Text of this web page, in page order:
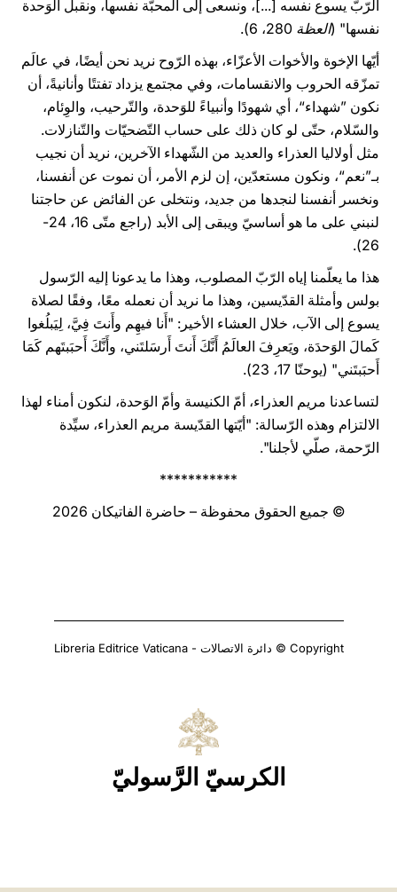
الرّبّ يسوع نفسه [...]، ونسعى إلى المحبّة نفسها، ونقبل الوَحدة
نفسها" (العظة
أيّها الإخوة والأخوات الأعزّاء، بهذه الرّوح نريد نحن أيضًا، في عالَم
تمزّقه الحروب والانقسامات، وفي مجتمع يزداد تفتتًا وأنانيةً، أن
نكون ”شهداء“، أي شهودًا وأنبياءً للوَحدة، والتّرحيب، والوِئام،
والسّلام، حتّى لو كان ذلك على حساب التّضحيّات والتّنازلات.
مثل أولاليا العذراء والعديد من الشّهداء الآخرين، نريد أن نجيب
بـ”نعم“، ونكون مستعدّين، إن لزم الأمر، أن نموت عن أنفسنا،
ونخسر أنفسنا لنجدها من جديد، ونتخلى عن الفائض عن حاجتنا
لنبني على ما هو أساسيّ ويبقى إلى الأبد (راجع متّى 16، 24-
26).
هذا ما يعلّمنا إياه الرّبّ المصلوب، وهذا ما يدعونا إليه الرّسول
بولس وأمثلة القدّيسين، وهذا ما نريد أن نعمله معًا، وفقًا لصلاة
يسوع إلى الآب، خلال العشاء الأخير: "أَنا فيهِم وأَنتَ فِيَّ، لِيَبلُغوا
كَمالَ الوَحدَة، ويَعرِفَ العالَمُ أَنَّكَ أَنتَ أَرسَلتَني، وأَنَّكَ أَحبَبتَهم كَمَا
أَحبَبتَني" (يوحنّا 17، 23).
لتساعدنا مريم العذراء، أمّ الكنيسة وأمّ الوَحدة، لنكون أمناء لهذا
الالتزام وهذه الرّسالة: "أيّتها القدّيسة مريم العذراء، سيِّدة
الرّحمة، صلّي لأجلنا".
***********
© جميع الحقوق محفوظة – حاضرة الفاتيكان 2026
Copyright © دائرة الاتصالات - Libreria Editrice Vaticana
الكرسيّ الرَّسوليّ